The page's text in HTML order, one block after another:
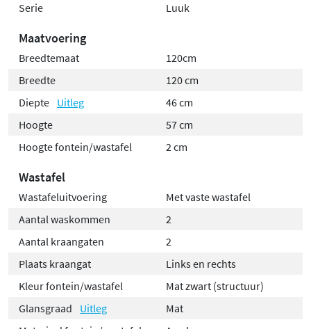
Serie
Luuk
Maatvoering
Breedtemaat
120cm
Breedte
120 cm
Diepte Uitleg
46 cm
Hoogte
57 cm
Hoogte fontein/wastafel
2 cm
Wastafel
Wastafeluitvoering
Met vaste wastafel
Aantal waskommen
2
Aantal kraangaten
2
Plaats kraangat
Links en rechts
Kleur fontein/wastafel
Mat zwart (structuur)
Glansgraad
Uitleg
Mat